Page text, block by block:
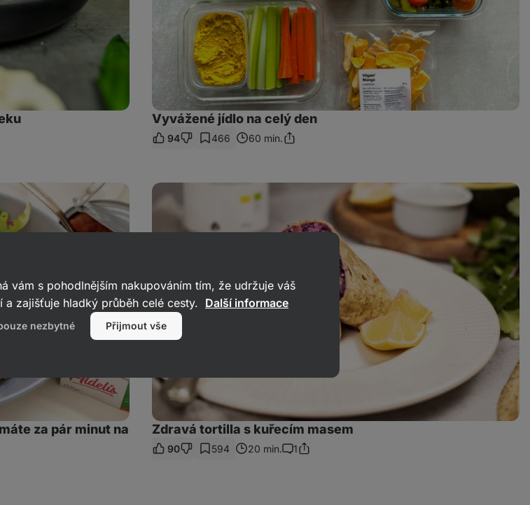
Vyvážené jídlo na celý den
94 466 60 min.Sdílet
za pár minut na
Zdravá
Zdravá tortilla s kuřecím masem
90 594 20 min.
Komentáře
1Sdílet
vám s pohodlnějším nakupováním tím, že udržuje váš
a zajišťuje hladký průběh celé cesty. Další informace
nezbytné Přijmout vše